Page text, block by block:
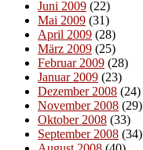
Juni 2009 (22)
Mai 2009 (31)
April 2009 (28)
März 2009 (25)
Februar 2009 (28)
Januar 2009 (23)
Dezember 2008 (24)
November 2008 (29)
Oktober 2008 (33)
September 2008 (34)